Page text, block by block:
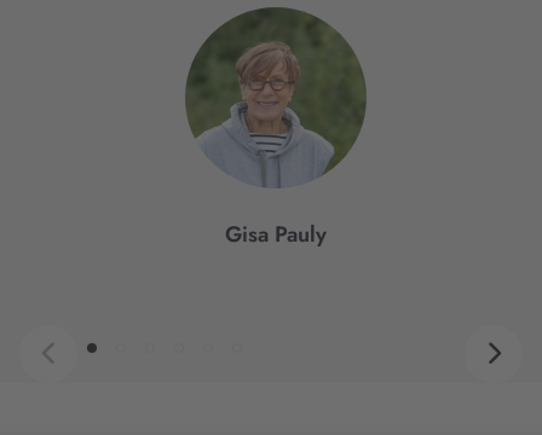
Gisa Pauly